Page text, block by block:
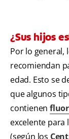
¿Sus hijos
Por lo general,
recomiendan
edad. Esto se
que algunos
contienen
excelente
(según los